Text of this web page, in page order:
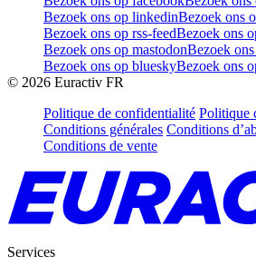
Bezoek ons op linkedinBezoek ons
Bezoek ons op rss-feedBezoek ons
Bezoek ons op mastodonBezoek
Bezoek ons op blueskyBezoek ons
© 2026 Euractiv FR
Politique de confidentialité Politique
Conditions générales Conditions
Conditions de vente
Services